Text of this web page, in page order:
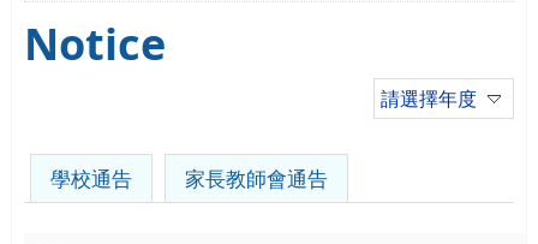
Notice
請選擇年度
學校通告 家長教師會通告